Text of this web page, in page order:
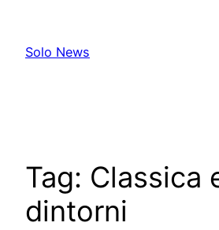
content
Solo News
Tag: Classica
dintorni